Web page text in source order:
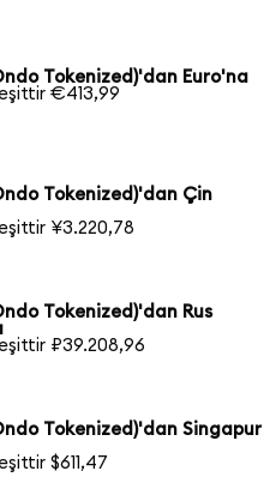
Tokenized)'dan Euro'na
eşittir €413,99
Tokenized)'dan Çin
¥3.220,78
Tokenized)'dan Rus
eşittir ₽39.208,96
Tokenized)'dan Singapur
$611,47